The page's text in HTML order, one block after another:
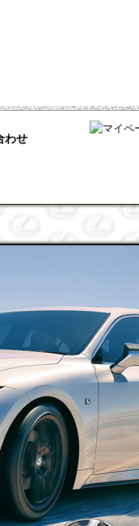
わせ